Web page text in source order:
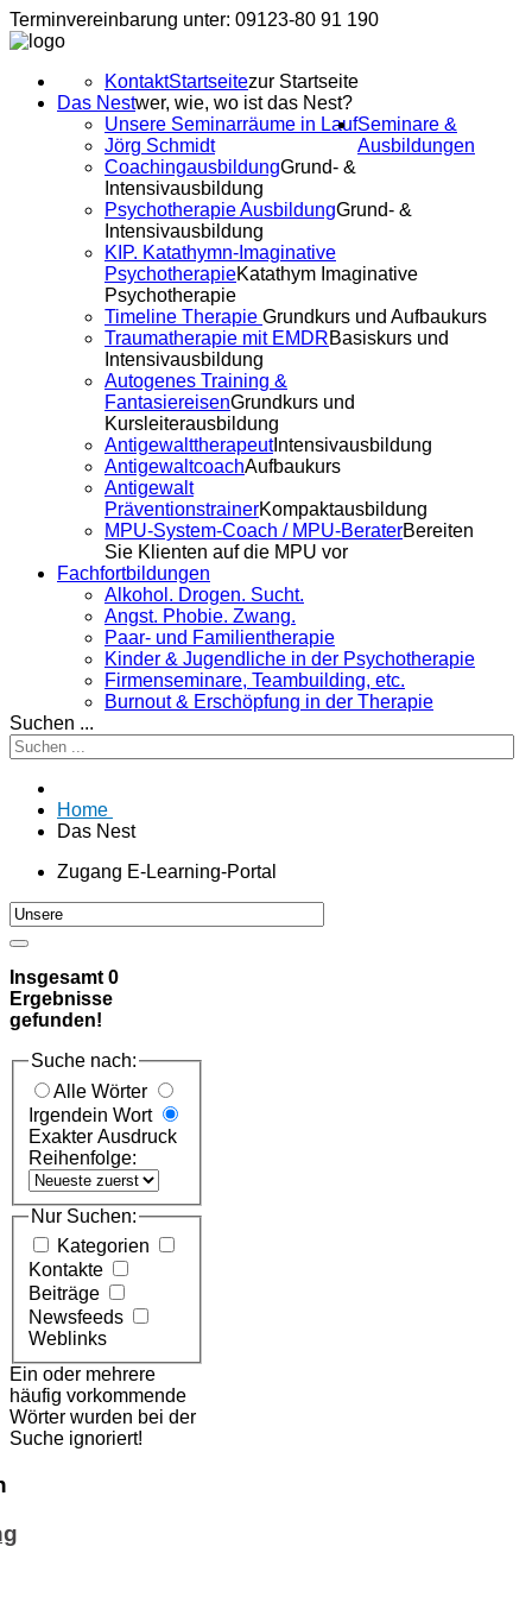
Terminvereinbarung unter: 09123-80 91 190
Startseitezur Startseite
Kontakt
Das Nestwer, wie, wo ist das Nest?
Unsere Seminarräume in Lauf
Jörg Schmidt
Seminare &
Ausbildungen
CoachingausbildungGrund- &
Intensivausbildung
Psychotherapie AusbildungGrund- &
Intensivausbildung
KIP. Katathymn-Imaginative
PsychotherapieKatathym Imaginative
Psychotherapie
Timeline Therapie Grundkurs und Aufbaukurs
Traumatherapie mit EMDRBasiskurs und
Intensivausbildung
Autogenes Training &
FantasiereisenGrundkurs und
Kursleiterausbildung
AntigewalttherapeutIntensivausbildung
AntigewaltcoachAufbaukurs
Antigewalt
PräventionstrainerKompaktausbildung
MPU-System-Coach / MPU-BeraterBereiten
Sie Klienten auf die MPU vor
Fachfortbildungen
Alkohol. Drogen. Sucht.
Angst. Phobie. Zwang.
Paar- und Familientherapie
Kinder & Jugendliche in der Psychotherapie
Firmenseminare, Teambuilding, etc.
Burnout & Erschöpfung in der Therapie
Suchen ...
Home
Das Nest
Zugang E-Learning-Portal
Insgesamt 0
Ergebnisse
gefunden!
Suche nach:
Alle Wörter
Irgendein Wort
Exakter Ausdruck
Reihenfolge:
Nur Suchen:
Kategorien
Kontakte
Beiträge
Newsfeeds
Weblinks
Ein oder mehrere
häufig vorkommende
Wörter wurden bei der
Suche ignoriert!